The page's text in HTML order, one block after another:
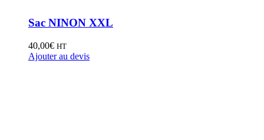
Sac NINON XXL
40,00€ HT
Ajouter au devis